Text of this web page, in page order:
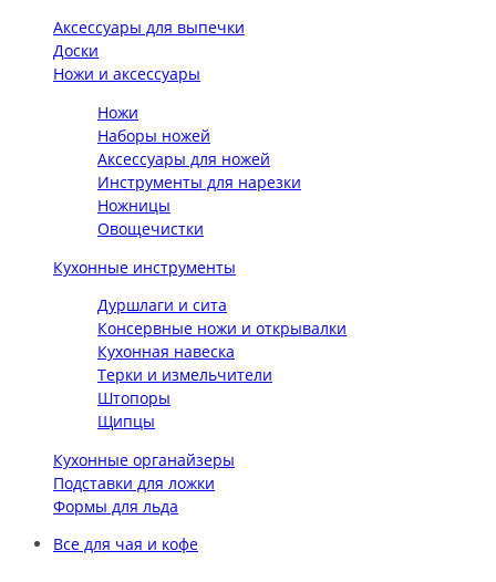
Аксессуары для выпечки
Доски
Ножи и аксессуары
Ножи
Наборы ножей
Аксессуары для ножей
Инструменты для нарезки
Ножницы
Овощечистки
Кухонные инструменты
Дуршлаги и сита
Консервные ножи и открывалки
Кухонная навеска
Терки и измельчители
Штопоры
Щипцы
Кухонные органайзеры
Подставки для ложки
Формы для льда
Все для чая и кофе